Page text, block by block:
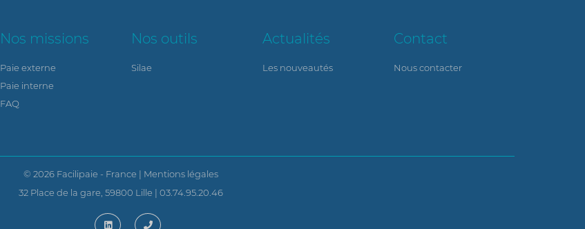
Nos missions
Paie externe
Paie interne
FAQ
Nos outils
Silae
Actualités
Les nouveautés
Contact
Nous contacter
© 2026 Facilipaie - France | Mentions légales
32 Place de la gare, 59800 Lille | 03.74.95.20.46